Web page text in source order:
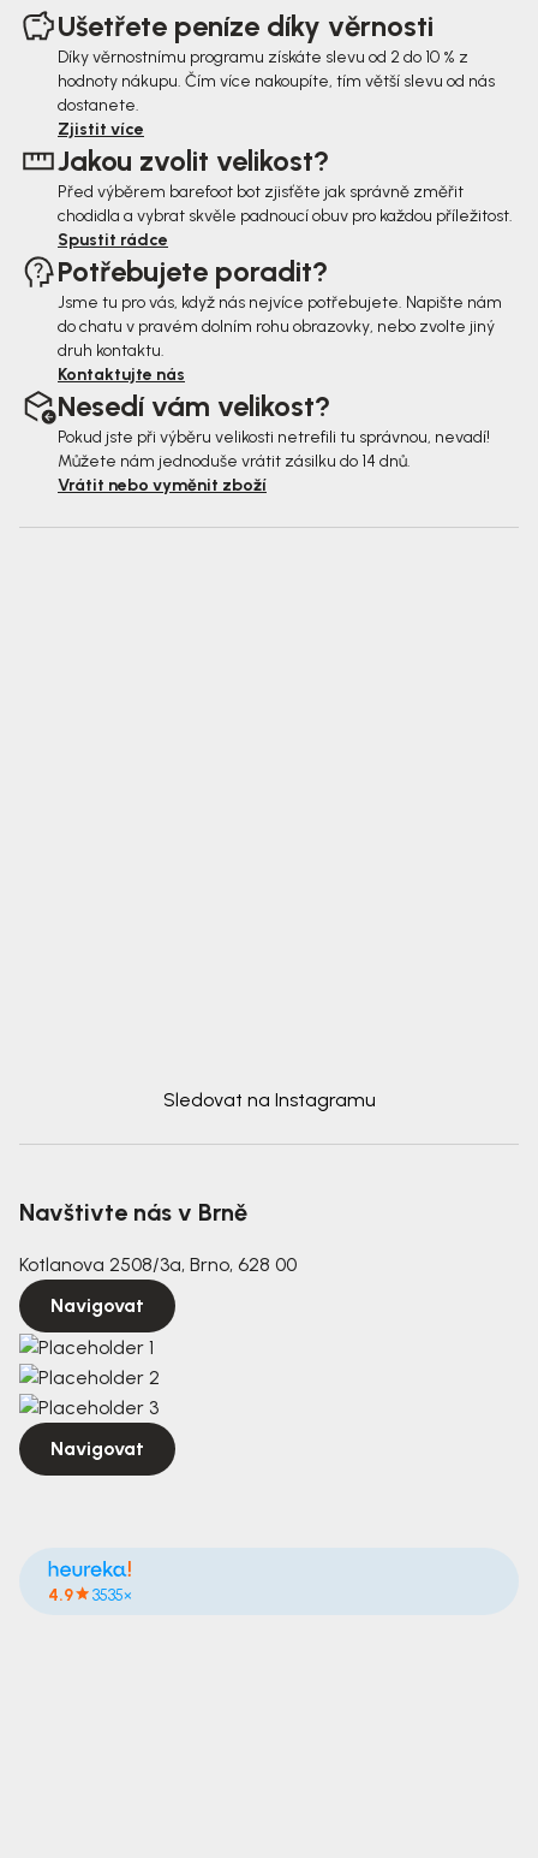
Ušetřete peníze díky věrnosti
Díky věrnostnímu programu získáte slevu od 2 do 10 % z
hodnoty nákupu. Čím více nakoupíte, tím větší slevu od nás
dostanete.
Zjistit více
Jakou zvolit velikost?
Před výběrem barefoot bot zjisťěte jak správně změřit
chodidla a vybrat skvěle padnoucí obuv pro každou příležitost.
Spustit rádce
Potřebujete poradit?
Jsme tu pro vás, když nás nejvíce potřebujete. Napište nám
do chatu v pravém dolním rohu obrazovky, nebo zvolte jiný
druh kontaktu.
Kontaktujte nás
Nesedí vám velikost?
Pokud jste při výběru velikosti netrefili tu správnou, nevadí!
Můžete nám jednoduše vrátit zásilku do 14 dnů.
Vrátit nebo vyměnit zboží
Sledovat na Instagramu
Navštivte nás v Brně
Kotlanova 2508/3a, Brno, 628 00
Navigovat
Navigovat
4.9 3535×